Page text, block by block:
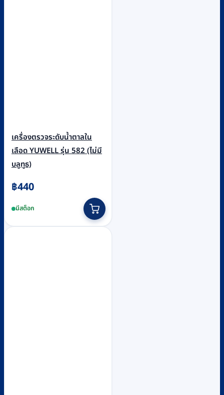
เครื่องตรวจระดับน้ำตาลใน
เลือด YUWELL รุ่น 582 (ไม่มี
บลูทูธ)
฿440
มีสต็อก